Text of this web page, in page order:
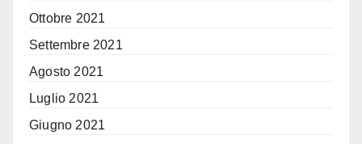
Ottobre 2021
Settembre 2021
Agosto 2021
Luglio 2021
Giugno 2021